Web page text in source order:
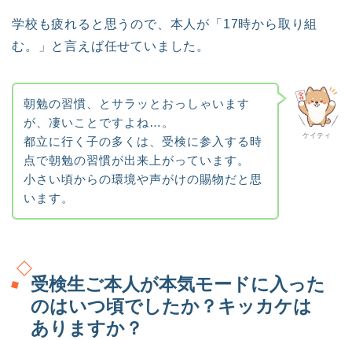
学校も疲れると思うので、本人が「17時から取り組
む。」と言えば任せていました。
ケイティ
朝勉の習慣、とサラッとおっしゃいます
が、凄いことですよね…。
都立に行く子の多くは、受検に参入する時
点で朝勉の習慣が出来上がっています。
小さい頃からの環境や声がけの賜物だと思
います。
受検生ご本人が本気モードに入った
のはいつ頃でしたか？キッカケは
ありますか？